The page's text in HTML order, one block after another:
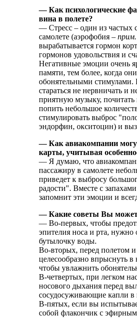
— Как психологические
вина в полете?
— Стресс – один из частых
самолете (аэрофобия –
вырабатывается гормон
гормонов удовольствия и
Негативные эмоции очень
памяти, тем более, когда
обонятельными
стараться не нервничать и
приятную музыку, почитать
попить небольшое
стимулировать выброс
эндорфин, окситоцин) и
— Как авиакомпании
карты, учитывая
— Я думаю, что
пассажиру в самолете
приведет к выбросу
радости". Вместе с
запомнит эти эмоции и
— Какие советы Вы
— Во-первых, чтобы
эпителия носа и рта, нужно
бутылочку воды.
Во-вторых, перед полетом и
целесообразно впрыснуть
чтобы увлажнить
В-четвертых, при легком
носового дыхания перед
сосудосуживающие капли в
В-пятых, если вы
собой флакончик с